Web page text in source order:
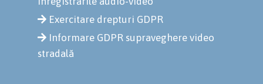
Exercitare drepturi GDPR
Informare GDPR supraveghere video
stradală